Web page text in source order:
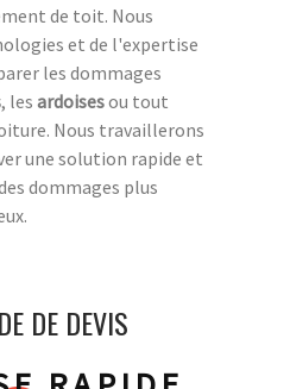
de toit. Nous
et de l'expertise
les dommages
, les ardoisesou tout
Nous travaillerons
une solution rapide et
dommages plus
DE DEVIS